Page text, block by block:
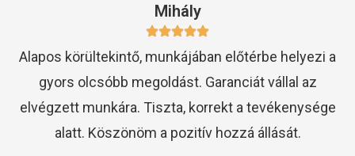
Mihály
Alapos körültekintő, munkájában előtérbe helyezi a
gyors olcsóbb megoldást. Garanciát vállal az
elvégzett munkára. Tiszta, korrekt a tevékenysége
alatt. Köszönöm a pozitív hozzá állását.